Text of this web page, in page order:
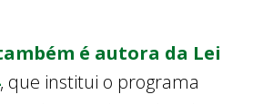
é autora da Lei
, que institui o programa